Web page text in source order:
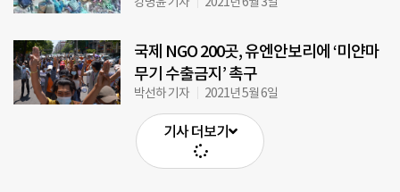
국제 NGO 200곳, 유엔안보리에 ‘미얀마
무기 수출금지’ 촉구
박선하 기자 2021년 5월 6일
기사 더보기